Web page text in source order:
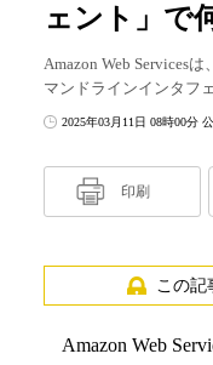
ェント」で
Amazon Web Services
マンドラインインタフ
2025年03月11日 08時00分
印刷
この記
Amazon Web